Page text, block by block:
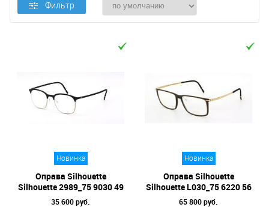
Цена
Назначение / Пол
Форма оправы
Тип оправы
Цвет линз
Фильтр
Новинка
Оправа Silhouette
Silhouette 2989_75 9030 49
35 600 руб.
Новинка
Оправа Silhouette
Silhouette L030_75 6220 56
65 800 руб.